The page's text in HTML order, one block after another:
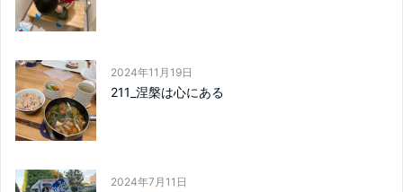
2024年11月19日
211_涅槃は心にある
2024年7月11日